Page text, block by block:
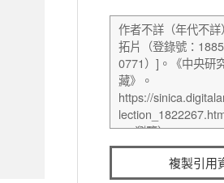
複製引用